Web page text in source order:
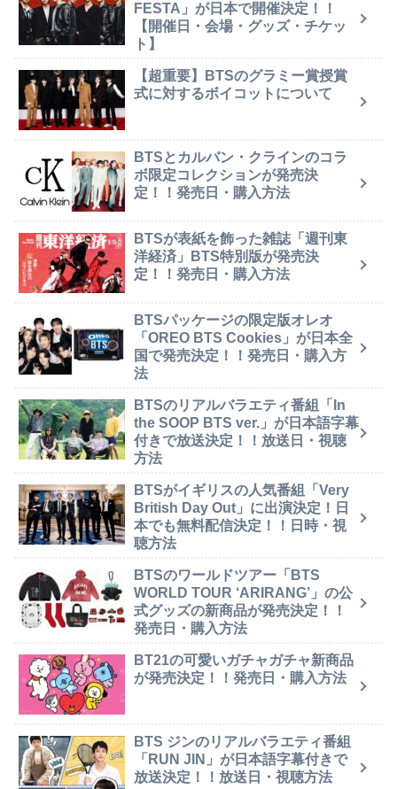
FESTA」が日本で開催決定！！
【開催日・会場・グッズ・チケッ
ト】
【超重要】BTSのグラミー賞授賞
式に対するボイコットについて
BTSとカルバン・クラインのコラ
ボ限定コレクションが発売決
定！！発売日・購入方法
BTSが表紙を飾った雑誌「週刊東
洋経済」BTS特別版が発売決
定！！発売日・購入方法
BTSパッケージの限定版オレオ
「OREO BTS Cookies」が日本全
国で発売決定！！発売日・購入方
法
BTSのリアルバラエティ番組「In
the SOOP BTS ver.」が日本語字幕
付きで放送決定！！放送日・視聴
方法
BTSがイギリスの人気番組「Very
British Day Out」に出演決定！日
本でも無料配信決定！！日時・視
聴方法
BTSのワールドツアー「BTS
WORLD TOUR ‘ARIRANG’」の公
式グッズの新商品が発売決定！！
発売日・購入方法
BT21の可愛いガチャガチャ新商品
が発売決定！！発売日・購入方法
BTS ジンのリアルバラエティ番組
「RUN JIN」が日本語字幕付きで
放送決定！！放送日・視聴方法